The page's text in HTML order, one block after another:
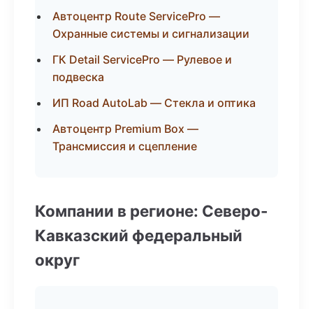
Автоцентр Route ServicePro —
Охранные системы и сигнализации
ГК Detail ServicePro — Рулевое и
подвеска
ИП Road AutoLab — Стекла и оптика
Автоцентр Premium Box —
Трансмиссия и сцепление
Компании в регионе: Северо-
Кавказский федеральный
округ